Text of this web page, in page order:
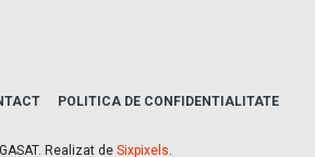
POLITICA DE CONFIDENTIALITATE
Realizat de Sixpixels